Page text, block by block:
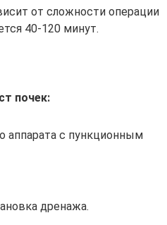
от сложности операции
40-120 минут.
почек:
аппарата с пункционным
дренажа.